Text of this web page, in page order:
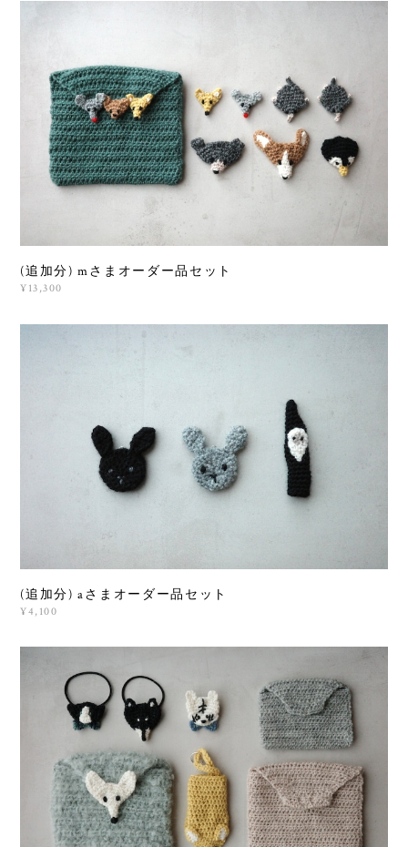
(追加分) mさまオーダー品セット
¥13,300
(追加分) aさまオーダー品セット
¥4,100